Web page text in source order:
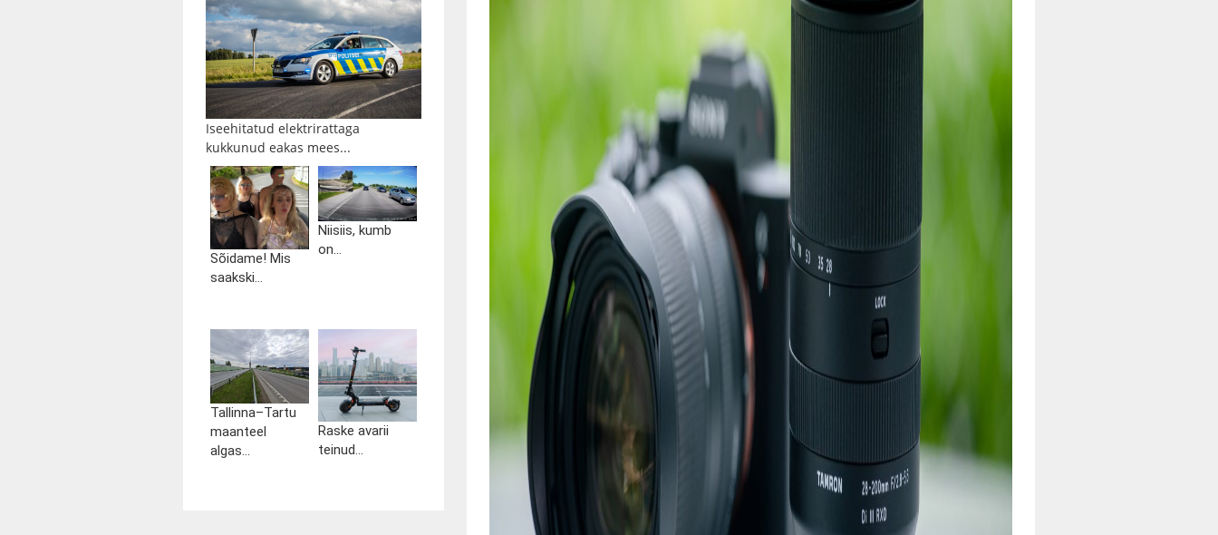
Iseehitatud elektrirattaga
kukkunud eakas mees...
Sõidame! Mis
saakski...
Niisiis, kumb
on...
Tallinna–Tartu
maanteel
algas...
Raske avarii
teinud...